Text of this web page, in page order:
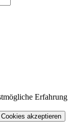
Erfahrung
akzeptieren